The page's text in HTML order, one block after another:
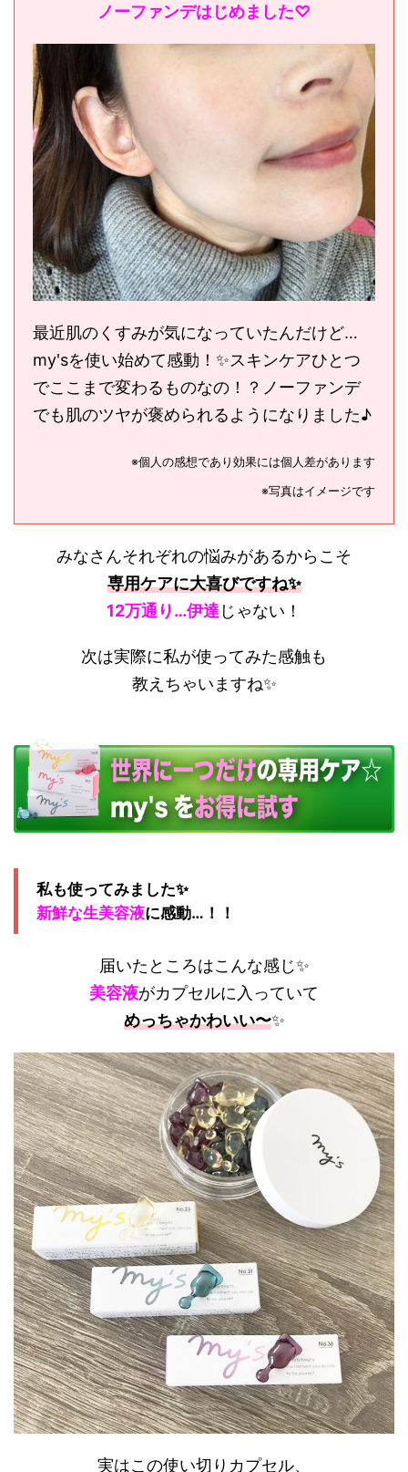
ノーファンデはじめました♡
最近肌のくすみが気になっていたんだけど…
my'sを使い始めて感動！✨スキンケアひとつ
でここまで変わるものなの！？ノーファンデ
でも肌のツヤが褒められるようになりました♪
※個人の感想であり効果には個人差があります
※写真はイメージです
みなさんそれぞれの悩みがあるからこそ
専用ケアに大喜びですね✨
12万通り…伊達 じゃない！
次は実際に私が使ってみた感触も
教えちゃいますね✨
私も使ってみました✨
新鮮な生美容液に感動…！！
届いたところはこんな感じ✨
美容液がカプセルに入っていて
めっちゃかわいい〜✨
実はこの使い切りカプセル、